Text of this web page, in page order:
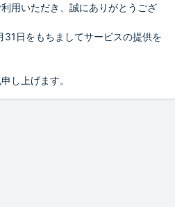
用いただき、誠にありがとうござ
31日をもちましてサービスの提供を
し上げます。